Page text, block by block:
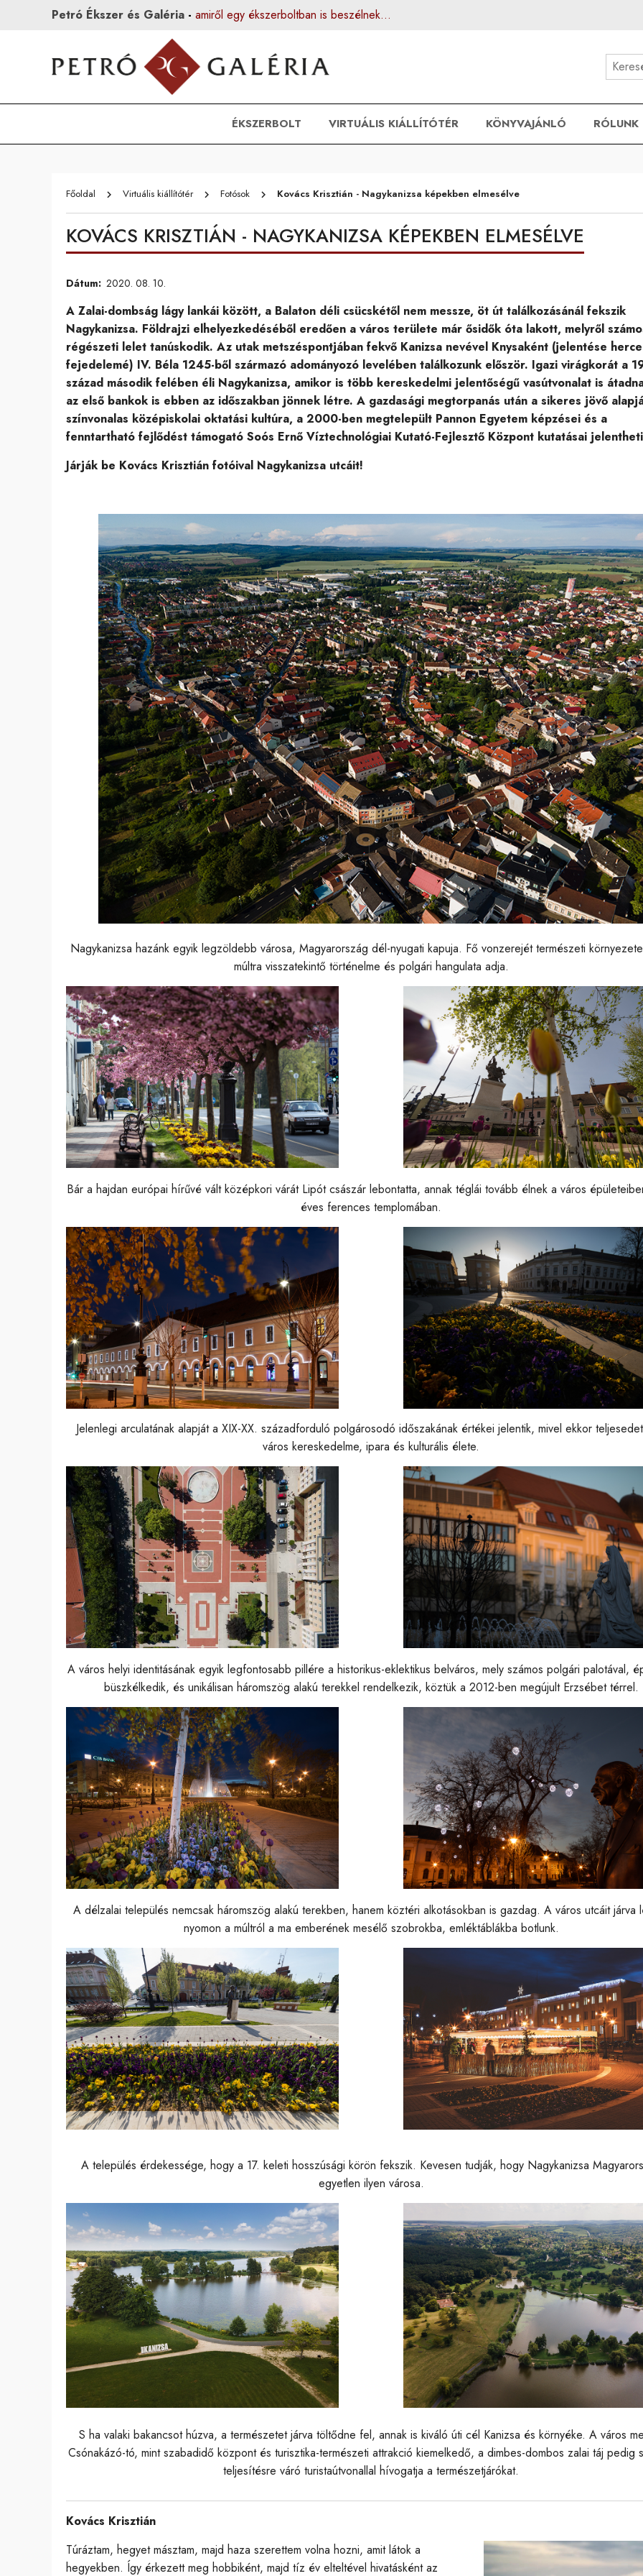
Petró Ékszer és Galéria - amiről egy ékszerboltban is beszélnek...
ÉKSZERBOLT VIRTUÁLIS KIÁLLÍTÓTÉR KÖNYVAJÁNLÓ RÓLUNK
Főoldal keyboard_arrow_right Virtuális kiállítótér keyboard_arrow_right Fotósok keyboard_arrow_right Kovács Krisztián - Nagykanizsa képekben elmesélve
KOVÁCS KRISZTIÁN - NAGYKANIZSA KÉPEKBEN ELMESÉLVE
Dátum: 2020. 08. 10.
A Zalai-dombság lágy lankái között, a Balaton déli csücskétől nem messze, öt út találkozásánál fekszik
Nagykanizsa. Földrajzi elhelyezkedéséből eredően a város területe már ősidők óta lakott, melyről
régészeti lelet tanúskodik. Az utak metszéspontjában fekvő Kanizsa nevével Knysaként (jelentése
fejedelemé) IV. Béla 1245-ből származó adományozó levelében találkozunk először. Igazi virágkorát a
század második felében éli Nagykanizsa, amikor is több kereskedelmi jelentőségű vasútvonalat is
az első bankok is ebben az időszakban jönnek létre. A gazdasági megtorpanás után a sikeres jövő
színvonalas középiskolai oktatási kultúra, a 2000-ben megtelepült Pannon Egyetem képzései és a
fenntartható fejlődést támogató Soós Ernő Víztechnológiai Kutató-Fejlesztő Központ kutatásai
Járják be Kovács Krisztián fotóival Nagykanizsa utcáit!
Nagykanizsa hazánk egyik legzöldebb városa, Magyarország dél-nyugati kapuja. Fő vonzerejét természeti
múltra visszatekintő történelme és polgári hangulata adja.
Bár a hajdan európai hírűvé vált középkori várát Lipót császár lebontatta, annak téglái tovább élnek a város
éves ferences templomában.
Jelenlegi arculatának alapját a XIX-XX. századforduló polgárosodó időszakának értékei jelentik, mivel ekkor
város kereskedelme, ipara és kulturális élete.
A város helyi identitásának egyik legfontosabb pillére a historikus-eklektikus belváros, mely számos polgári palotával,
büszkélkedik, és unikálisan háromszög alakú terekkel rendelkezik, köztük a 2012-ben megújult Erzsébet térrel.
A délzalai település nemcsak háromszög alakú terekben, hanem köztéri alkotásokban is gazdag. A város utcáit járva
nyomon a múltról a ma emberének mesélő szobrokba, emléktáblákba botlunk.
A település érdekessége, hogy a 17. keleti hosszúsági körön fekszik. Kevesen tudják, hogy Nagykanizsa
egyetlen ilyen városa.
S ha valaki bakancsot húzva, a természetet járva töltődne fel, annak is kiváló úti cél Kanizsa és környéke. A város
Csónakázó-tó, mint szabadidő központ és turisztika-természeti attrakció kiemelkedő, a dimbes-dombos zalai táj pedig
teljesítésre váró turistaútvonallal hívogatja a természetjárókat.
Kovács Krisztián
Túráztam, hegyet másztam, majd haza szerettem volna hozni, amit látok a
hegyekben. Így érkezett meg hobbiként, majd tíz év elteltével hivatásként az